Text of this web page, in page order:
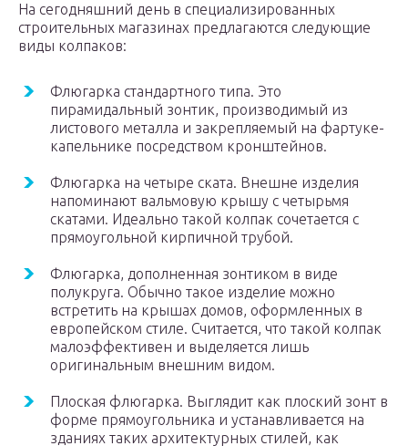
На сегодняшний день в специализированных
строительных магазинах предлагаются следующие
виды колпаков:
Флюгарка стандартного типа. Это
пирамидальный зонтик, производимый из
листового металла и закрепляемый на фартуке-
капельнике посредством кронштейнов.
Флюгарка на четыре ската. Внешне изделия
напоминают вальмовую крышу с четырьмя
скатами. Идеально такой колпак сочетается с
прямоугольной кирпичной трубой.
Флюгарка, дополненная зонтиком в виде
полукруга. Обычно такое изделие можно
встретить на крышах домов, оформленных в
европейском стиле. Считается, что такой колпак
малоэффективен и выделяется лишь
оригинальным внешним видом.
Плоская флюгарка. Выглядит как плоский зонт в
форме прямоугольника и устанавливается на
зданиях таких архитектурных стилей, как